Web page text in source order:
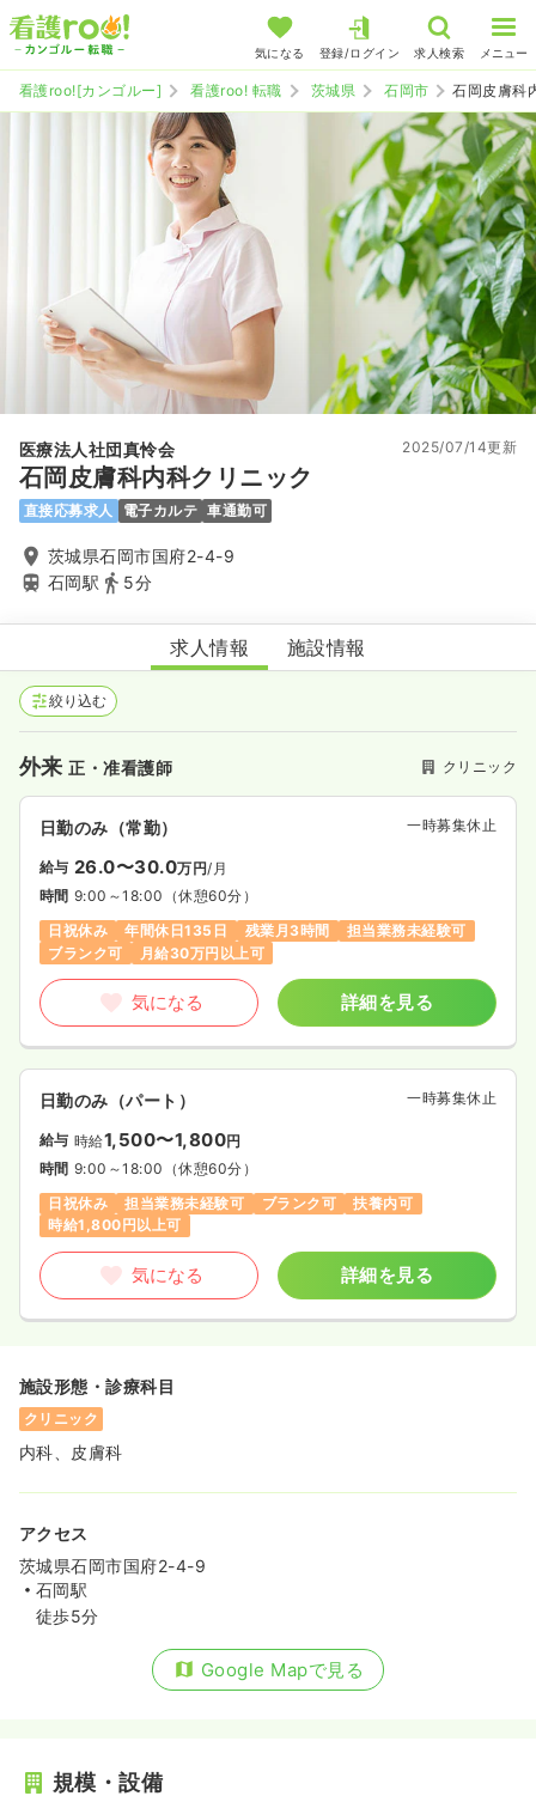
気になる 登録/ログイン 求人検索 メニュー
看護roo![カンゴルー] 看護roo! 転職 茨城県 石岡市 石岡皮膚科
医療法人社団真怜会
石岡皮膚科内科クリニック
2025/07/14更新
直接応募求人 電子カルテ 車通勤可
茨城県石岡市国府2-4-9
石岡駅
5分
石岡皮膚科内科クリニック
求人情報 施設情報
絞り込む
外来正・准看護師 クリニック
日勤のみ（常勤） 一時募集休止
給与 26.0〜30.0万円/月
時間 9:00～18:00 （休憩60分）
日祝休み
年間休日135日 残業月3時間
担当業務未経験可
ブランク可
月給30万円以上可
気になる 詳細を見る
日勤のみ（パート） 一時募集休止
給与 時給1,500〜1,800円
時間 9:00～18:00 （休憩60分）
日祝休み
担当業務未経験可 ブランク可
扶養内可
時給1,800円以上可
気になる 詳細を見る
施設形態・診療科目
クリニック
内科、皮膚科
アクセス
茨城県石岡市国府2-4-9
石岡駅
徒歩5分
Google Mapで見る
規模・設備